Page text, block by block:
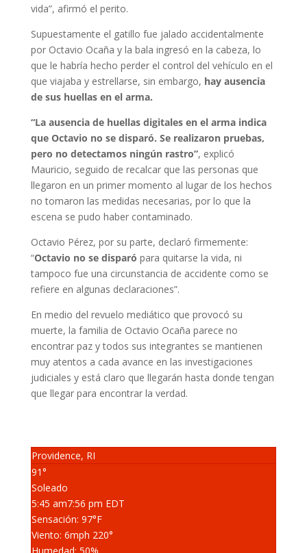
vida”, afirmó el perito.
Supuestamente el gatillo fue jalado accidentalmente
por Octavio Ocaña y la bala ingresó en la cabeza, lo
que le habría hecho perder el control del vehículo en el
que viajaba y estrellarse, sin embargo, hay ausencia
de sus huellas en el arma.
“La ausencia de huellas digitales en el arma indica
que Octavio no se disparó. Se realizaron pruebas,
pero no detectamos ningún rastro”, explicó
Mauricio, seguido de recalcar que las personas que
llegaron en un primer momento al lugar de los hechos
no tomaron las medidas necesarias, por lo que la
escena se pudo haber contaminado.
Octavio Pérez, por su parte, declaró firmemente:
“Octavio no se disparó para quitarse la vida, ni
tampoco fue una circunstancia de accidente como se
refiere en algunas declaraciones”.
En medio del revuelo mediático que provocó su
muerte, la familia de Octavio Ocaña parece no
encontrar paz y todos sus integrantes se mantienen
muy atentos a cada avance en las investigaciones
judiciales y está claro que llegarán hasta donde tengan
que llegar para encontrar la verdad.
Providence, RI
91°
Soleado
5:45 am7:56 pm EDT
Sensación: 97°F
Viento: 6mph 220°